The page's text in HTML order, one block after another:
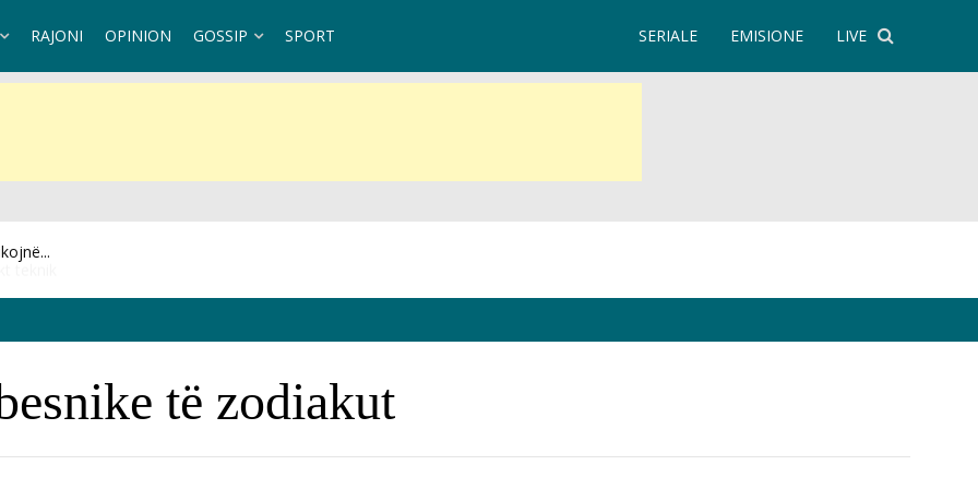
RAJONI OPINION GOSSIP SPORT LIVE
EMISIONE
SERIALE
teknik
të zodiakut